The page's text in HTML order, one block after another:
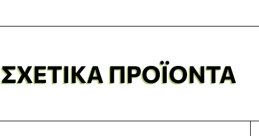
ΣΧΕΤΙΚΆ ΠΡΟΪΌΝΤΑ